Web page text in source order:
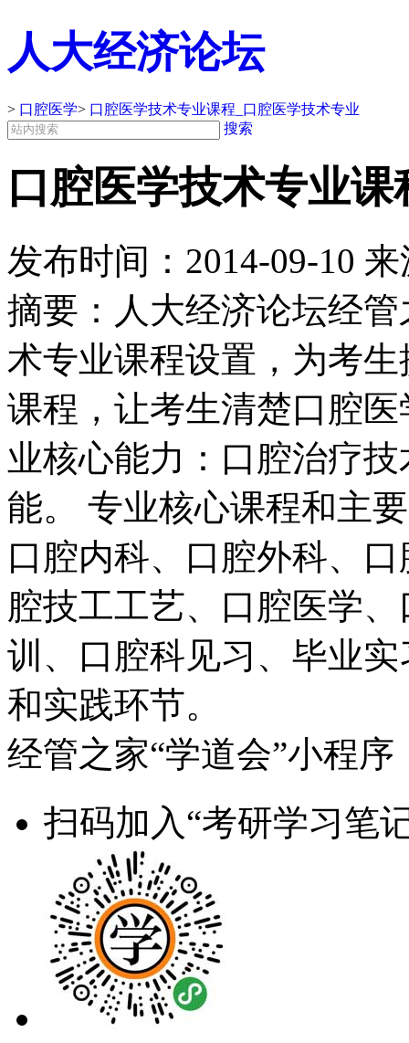
人大经济论坛
> 口腔医学> 口腔医学技术专业课程_口腔医学技术专业
搜索
口腔医学技术专业
发布时间： 2014-09-10 来
摘要：人大经济论坛经
术专业课程设置，为考
课程，让考生清楚口腔
业核心能力：口腔治疗
能。 专业核心课程和主
口腔内科、口腔外科、
腔技工工艺、口腔医学
训、口腔科见习、毕业
和实践环节。
经管之家“学道会”小程序
扫码加入“考研学习笔